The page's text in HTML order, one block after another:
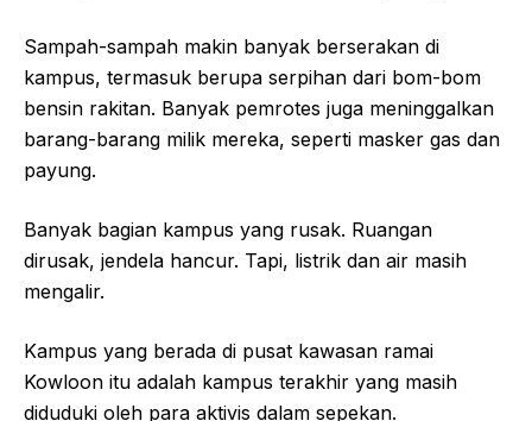
Sampah-sampah makin banyak berserakan di
kampus, termasuk berupa serpihan dari bom-bom
bensin rakitan. Banyak pemrotes juga meninggalkan
barang-barang milik mereka, seperti masker gas dan
payung.
Banyak bagian kampus yang rusak. Ruangan
dirusak, jendela hancur. Tapi, listrik dan air masih
mengalir.
Kampus yang berada di pusat kawasan ramai
Kowloon itu adalah kampus terakhir yang masih
diduduki oleh para aktivis dalam sepekan.